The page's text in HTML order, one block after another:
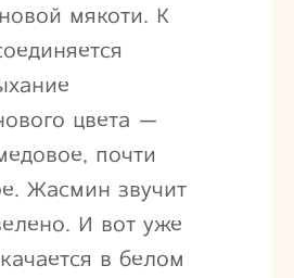
мякоти. К
цвета —
почти
Жасмин звучит
И вот уже
в белом